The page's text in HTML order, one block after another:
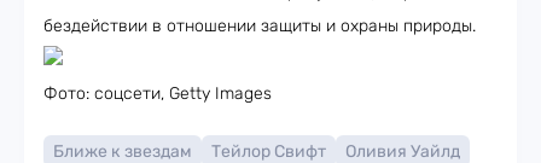
бездействии в отношении защиты и охраны природы.
Фото: соцсети, Getty Images
Ближе к звездам Тейлор Свифт
Оливия Уайлд